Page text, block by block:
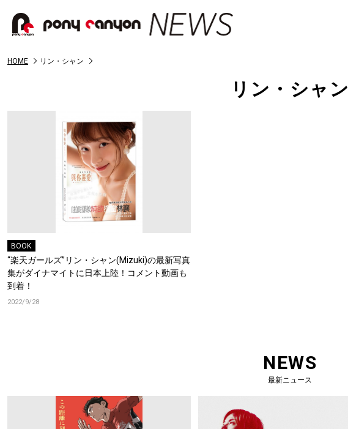
HOME リン・シャン
リン・シャン
BOOK
“楽天ガールズ”リン・シャン(Mizuki)の最新写真
集がダイナマイトに日本上陸！コメント動画も
到着！
2022/9/28
NEWS
最新ニュース